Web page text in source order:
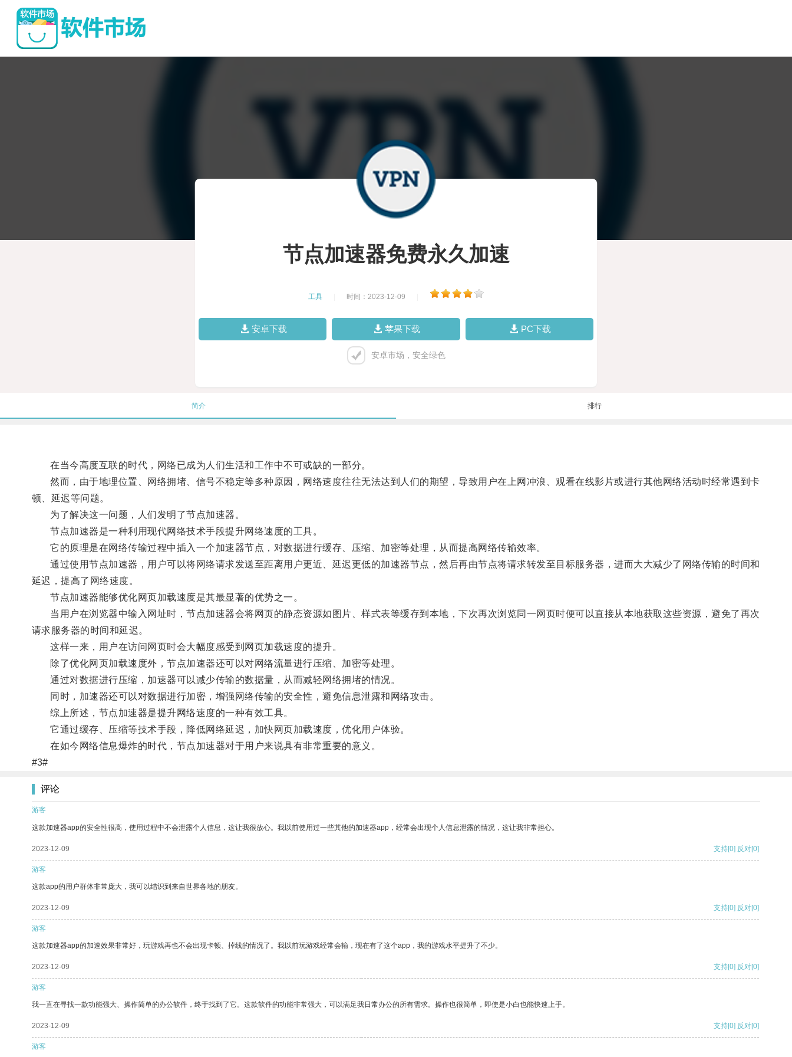
节点加速器免费永久加速
工具 时间：2023-12-09
安卓下载 苹果下载 PC下载
安卓市场，安全绿色
简介 排行
在当今高度互联的时代，网络已成为人们生活和工作中不可或缺的一部分。
然而，由于地理位置、网络拥堵、信号不稳定等多种原因，网络速度往往无法达到人们的期望，导致用户在上网冲浪、观看在线影片或进行其他网络活动时经常遇到卡
顿、延迟等问题。
为了解决这一问题，人们发明了节点加速器。
节点加速器是一种利用现代网络技术手段提升网络速度的工具。
它的原理是在网络传输过程中插入一个加速器节点，对数据进行缓存、压缩、加密等处理，从而提高网络传输效率。
通过使用节点加速器，用户可以将网络请求发送至距离用户更近、延迟更低的加速器节点，然后再由节点将请求转发至目标服务器，进而大大减少了网络传输的时间和
延迟，提高了网络速度。
节点加速器能够优化网页加载速度是其最显著的优势之一。
当用户在浏览器中输入网址时，节点加速器会将网页的静态资源如图片、样式表等缓存到本地，下次再次浏览同一网页时便可以直接从本地获取这些资源，避免了再次
请求服务器的时间和延迟。
这样一来，用户在访问网页时会大幅度感受到网页加载速度的提升。
除了优化网页加载速度外，节点加速器还可以对网络流量进行压缩、加密等处理。
通过对数据进行压缩，加速器可以减少传输的数据量，从而减轻网络拥堵的情况。
同时，加速器还可以对数据进行加密，增强网络传输的安全性，避免信息泄露和网络攻击。
综上所述，节点加速器是提升网络速度的一种有效工具。
它通过缓存、压缩等技术手段，降低网络延迟，加快网页加载速度，优化用户体验。
在如今网络信息爆炸的时代，节点加速器对于用户来说具有非常重要的意义。
#3#
评论
游客
这款加速器app的安全性很高，使用过程中不会泄露个人信息，这让我很放心。我以前使用过一些其他的加速器app，经常会出现个人信息泄露的情况，这让我非常担心。
2023-12-09 支持[0] 反对[0]
游客
这款app的用户群体非常庞大，我可以结识到来自世界各地的朋友。
2023-12-09 支持[0] 反对[0]
游客
这款加速器app的加速效果非常好，玩游戏再也不会出现卡顿、掉线的情况了。我以前玩游戏经常会输，现在有了这个app，我的游戏水平提升了不少。
2023-12-09 支持[0] 反对[0]
游客
我一直在寻找一款功能强大、操作简单的办公软件，终于找到了它。这款软件的功能非常强大，可以满足我日常办公的所有需求。操作也很简单，即使是小白也能快速上手。
2023-12-09 支持[0] 反对[0]
游客